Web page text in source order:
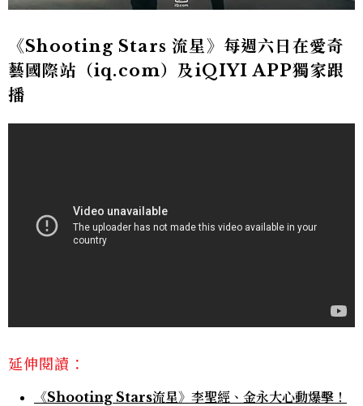
《Shooting Stars 流星》每週六日在愛奇
藝國際站（iq.com）及iQIYI APP獨家跟
播
延伸閱讀：
《Shooting Stars流星》李聖經、金永大心動爆擊！